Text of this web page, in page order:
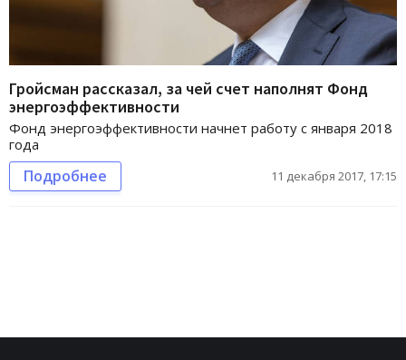
Гройсман рассказал, за чей счет наполнят Фонд
энергоэффективности
Фонд энергоэффективности начнет работу с января 2018
года
Подробнее 11 декабря 2017, 17:15